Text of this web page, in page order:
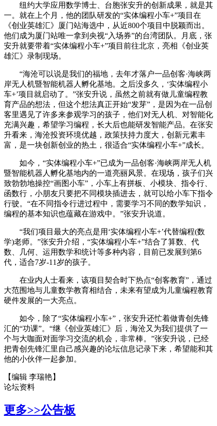
纽约大学应用数学博士、台胞张安升的创新成果，就是其
一。就在上个月，他的团队研发的“实体编程小车+”项目在
《创业英雄汇》厦门站海选中，从近800个项目中脱颖而出。
他们成为厦门站唯一拿到央视“入场券”的台湾团队。月底，张
安升就要带着“实体编程小车+”项目前往北京，亮相《创业英
雄汇》录制现场。
“海沧可以说是我们的福地，去年才落户一品创客·海峡两
岸无人机暨智能机器人孵化基地。之后没多久，‘实体编程小
车+’项目就启动了。”张安升说，虽然之前就有做儿童编程教
育产品的想法，但这个想法真正开始“发芽”，是因为在一品创
客里遇见了许多来参观学习的孩子，他们对无人机、对智能化
充满兴趣，希望学习编程，长大后也能研发智能产品。在张安
升看来，海沧投资环境优越，政策扶持力度大，创新元素丰
富，是一块创新创业的热土，很适合“实体编程小车+”成长。
如今，“实体编程小车+”已成为一品创客·海峡两岸无人机
暨智能机器人孵化基地内的一道亮丽风景。在现场，孩子们兴
致勃勃地操控“画图小车”，小车上有拼板、小模块、指令行、
函数行，小朋友只要把不同模块插进去，就可以给小车下指令
行驶。“在不同指令行进过程中，需要学习不同的数学知识，
编程的基本知识也蕴藏在游戏中。”张安升说道。
“我们项目最大的亮点是用‘实体编程小车+’代替编程(数
学)老师。”张安升介绍，“实体编程小车+”结合了算数、代
数、几何、运用数学和统计等多种内容，目前已发展到第6
代，适合7岁-11岁的孩子。
在业内人士看来，该项目契合时下热点“创客教育”，通过
大范围地与儿童数学教育相结合，未来有望成为儿童编程教育
硬件发展的一大亮点。
如今，除了“实体编程小车+”，张安升还忙着做青创先锋
汇的“功课”。“继《创业英雄汇》后，海沧又为我们提供了一
个与大咖面对面学习交流的机会，非常棒。”张安升说，已经
把青创先锋汇里自己感兴趣的论坛信息记录下来，希望能和其
他的小伙伴一起参加。
【编辑 李瑞艳】
论坛资料
更多>>公告板